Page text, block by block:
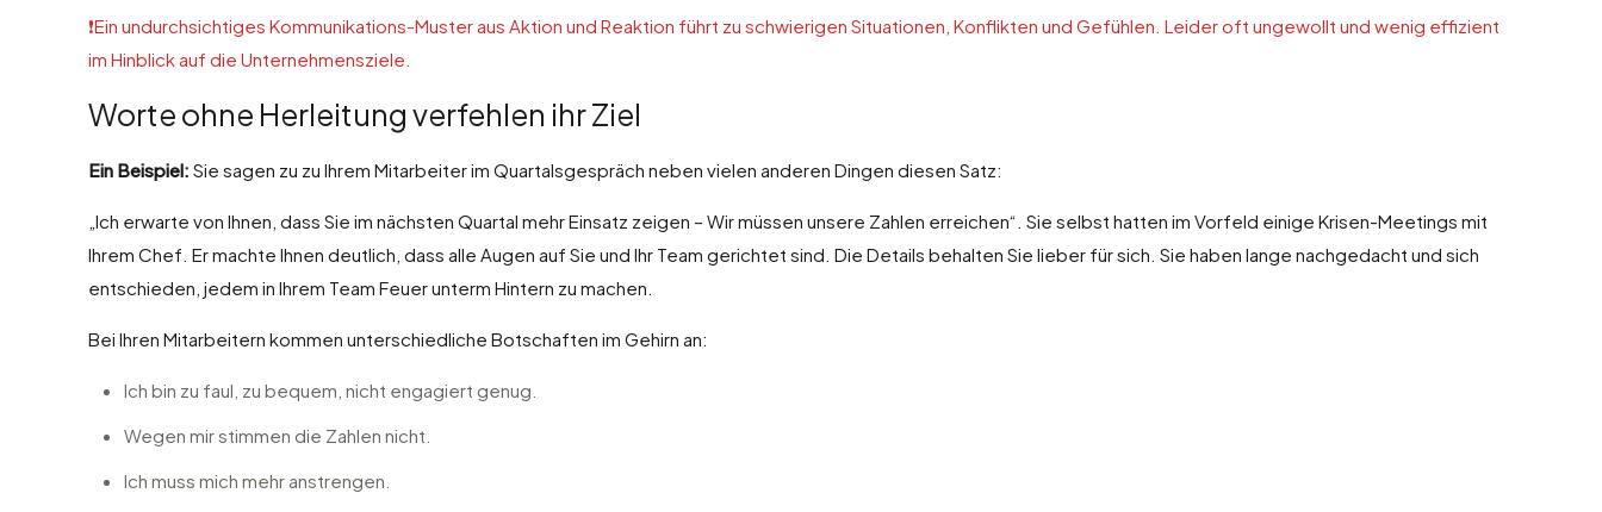
❗️Ein undurchsichtiges Kommunikations-Muster aus Aktion und Reaktion führt zu schwierigen Situationen, Konflikten und Gefühlen. Leider oft ungewollt und wenig effizient
im Hinblick auf die Unternehmensziele.
Worte ohne Herleitung verfehlen ihr Ziel
Ein Beispiel:Sie sagen zu zu Ihrem Mitarbeiter im Quartalsgespräch neben vielen anderen Dingen diesen Satz:
„Ich erwarte von Ihnen, dass Sie im nächsten Quartal mehr Einsatz zeigen – Wir müssen unsere Zahlen erreichen“. Sie selbst hatten im Vorfeld einige Krisen-Meetings mit
Ihrem Chef. Er machte Ihnen deutlich, dass alle Augen auf Sie und Ihr Team gerichtet sind. Die Details behalten Sie lieber für sich. Sie haben lange nachgedacht und sich
entschieden, jedem in Ihrem Team Feuer unterm Hintern zu machen.
Bei Ihren Mitarbeitern kommen unterschiedliche Botschaften im Gehirn an:
Ich bin zu faul, zu bequem, nicht engagiert genug.
Wegen mir stimmen die Zahlen nicht.
Ich muss mich mehr anstrengen.